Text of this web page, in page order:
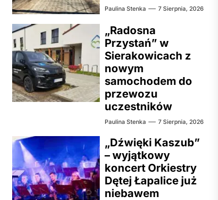
Paulina Stenka 7 Sierpnia, 2026
„Radosna
Przystań” w
Sierakowicach z
nowym
samochodem do
przewozu
uczestników
Paulina Stenka 7 Sierpnia, 2026
„Dźwięki Kaszub”
– wyjątkowy
koncert Orkiestry
Dętej Łapalice już
niebawem